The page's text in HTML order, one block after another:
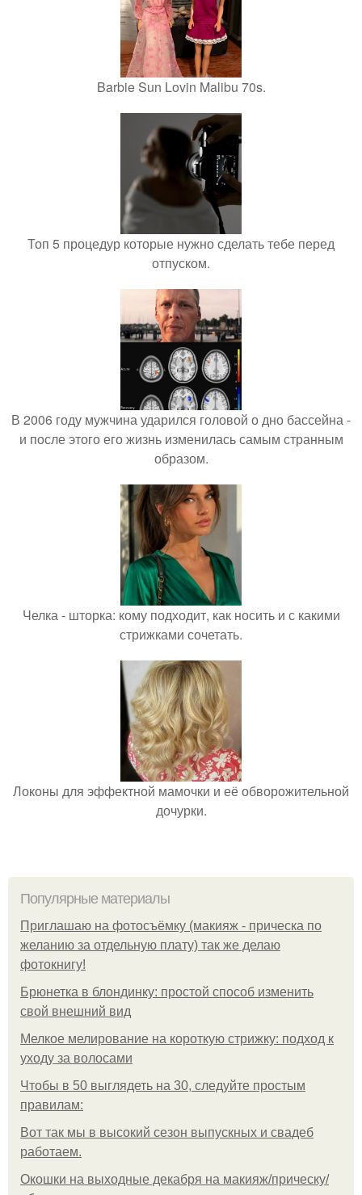
Barbie Sun Lovin Malibu 70s.
Топ 5 процедур которые нужно сделать тебе перед
отпуском.
В 2006 году мужчина ударился головой о дно бассейна -
и после этого его жизнь изменилась самым странным
образом.
Челка - шторка: кому подходит, как носить и с какими
стрижками сочетать.
Локоны для эффектной мамочки и её обворожительной
дочурки.
Популярные материалы
Приглашаю на фотосъёмку (макияж - прическа по
желанию за отдельную плату) так же делаю
фотокнигу!
Брюнетка в блондинку: простой способ изменить
свой внешний вид
Мелкое мелирование на короткую стрижку: подход к
уходу за волосами
Чтобы в 50 выглядеть на 30, следуйте простым
правилам:
Вот так мы в высокий сезон выпускных и свадеб
работаем.
Окошки на выходные декабря на макияж/прическу/